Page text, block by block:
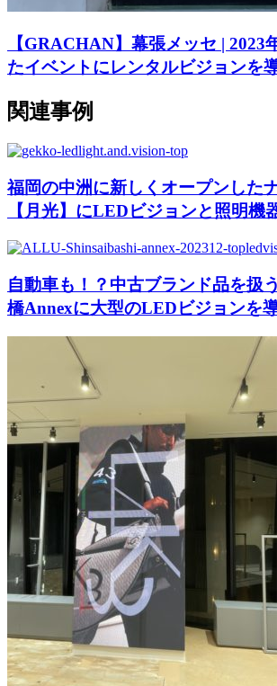
【GRACHAN】幕張メッセ | 2023
たイベントにレンタルビジョンを
関連事例
福岡の中洲に新しくオープンした
【月光】にLEDビジョンと照明機
自動車も！？中古ブランド品を扱
橋Annexに大型のLEDビジョンを